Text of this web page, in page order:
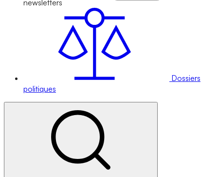
newsletters
Dossiers
politiques